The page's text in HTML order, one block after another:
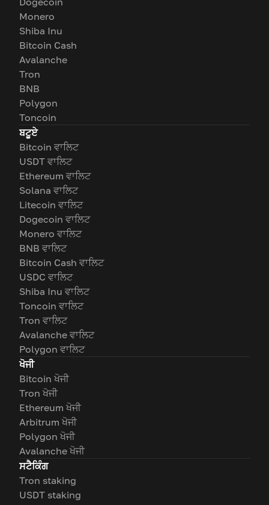
Monero
Shiba Inu
Bitcoin Cash
Avalanche
Tron
BNB
Polygon
Toncoin
ਬਟੂਏ
Bitcoin ਵਾਲਿਟ
USDT ਵਾਲਿਟ
Ethereum ਵਾਲਿਟ
Solana ਵਾਲਿਟ
Litecoin ਵਾਲਿਟ
Dogecoin ਵਾਲਿਟ
Monero ਵਾਲਿਟ
BNB ਵਾਲਿਟ
Bitcoin Cash ਵਾਲਿਟ
USDC ਵਾਲਿਟ
Shiba Inu ਵਾਲਿਟ
Toncoin ਵਾਲਿਟ
Tron ਵਾਲਿਟ
Avalanche ਵਾਲਿਟ
Polygon ਵਾਲਿਟ
ਖੋਜੀ
Bitcoin ਖੋਜੀ
Tron ਖੋਜੀ
Ethereum ਖੋਜੀ
Arbitrum ਖੋਜੀ
Polygon ਖੋਜੀ
Avalanche ਖੋਜੀ
ਸਟੈਕਿੰਗ
Tron staking
USDT staking